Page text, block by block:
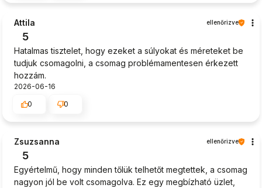
Attila ellenőrizve
5
Hatalmas tisztelet, hogy ezeket a súlyokat és méreteket be
tudjuk csomagolni, a csomag problémamentesen érkezett
hozzám.
2026-06-16
0
0
Zsuzsanna ellenőrizve
5
Egyértelmű, hogy minden tőlük telhetőt megtettek, a csomag
nagyon jól be volt csomagolva. Ez egy megbízható üzlet,